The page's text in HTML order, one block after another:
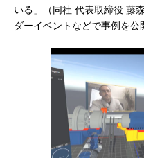
いる」（同社 代表取締役 藤
ダーイベントなどで事例を公